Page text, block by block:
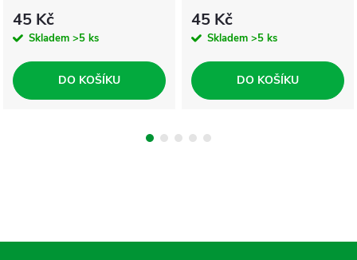
45 Kč
Skladem >5 ks
DO KOŠÍKU
45 Kč
Skladem >5 ks
DO KOŠÍKU